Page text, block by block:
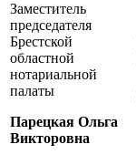
Заместитель
председателя
Брестской
областной
нотариальной
палаты
Парецкая Ольга
Викторовна